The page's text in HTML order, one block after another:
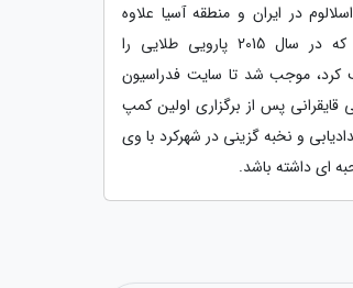
در ایران و منطقه آسیا علاوه
برآن که در سال 2015 پارویی طلایی را
موجب شد تا سایت فدراسیون
قایقرانی پس از برگزاری اولین کمپ
و نخبه گزینی در شهرکرد با وی
ای داشته باشد.